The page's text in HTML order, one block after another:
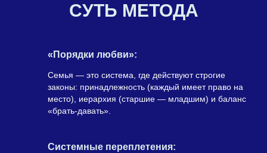
СУТЬ МЕТОДА
«Порядки любви»:
Семья — это система, где действуют строгие
законы: принадлежность (каждый имеет право на
место), иерархия (старшие — младшим) и баланс
«брать-давать».
Системные переплетения: